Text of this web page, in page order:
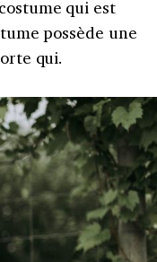
qui est
possède une
qui.